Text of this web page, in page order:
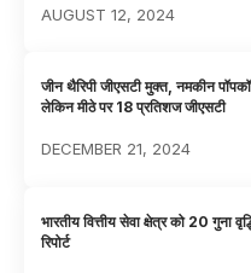
AUGUST 12, 2024
जीन थैरिपी जीएसटी मुक्त, नमकीन
लेकिन मीठे पर 18 प्रतिशज जीएसटी
DECEMBER 21, 2024
भारतीय वित्तीय सेवा क्षेत्र को 20 गुना
रिपोर्ट